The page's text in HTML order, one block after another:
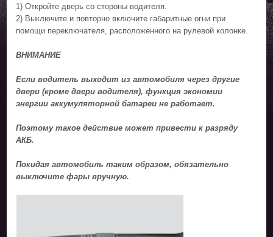
1) Откройте дверь со стороны водителя.
2) Выключите и повторно включите габаритные огни при
помощи переключателя, расположенного на рулевой колонке.
ВНИМАНИЕ
Если водитель выходит из автомобиля через другие
двери (кроме двери водителя), функция экономии
энергии аккумуляторной батареи не работает.
Поэтому такое действие может привести к разряду
АКБ.
Покидая автомобиль таким образом, обязательно
выключите фары вручную.